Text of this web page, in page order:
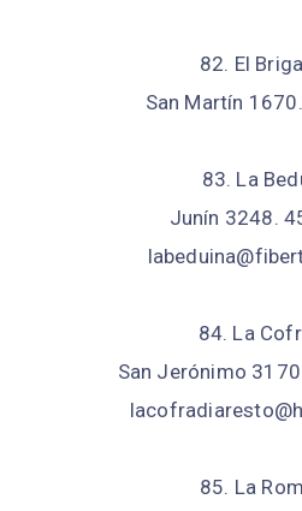
82. El
San Martín
83. La
Junín 3248.
84. La
San Jerónimo
85. La